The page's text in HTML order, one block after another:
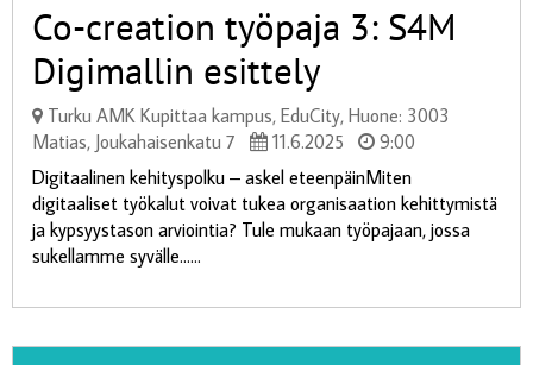
Co-creation työpaja 3: S4M
Digimallin esittely
Turku AMK Kupittaa kampus, EduCity, Huone: 3003
Matias, Joukahaisenkatu 7
11.6.2025
9:00
Digitaalinen kehityspolku – askel eteenpäinMiten
digitaaliset työkalut voivat tukea organisaation kehittymistä
ja kypsyystason arviointia? Tule mukaan työpajaan, jossa
sukellamme syvälle......